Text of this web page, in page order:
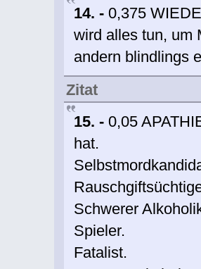
14. -0,375
wird alles tun, um
andern blindlings
Zitat
15. -0,05
hat.
Schwerer
Spieler.
Fatalist.